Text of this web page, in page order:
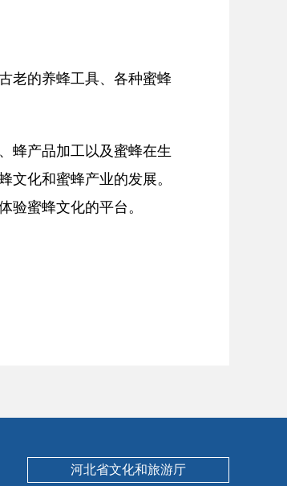
老的养蜂工具、各种蜜蜂
蜂产品加工以及蜜蜂在生
文化和蜜蜂产业的发展。
验蜜蜂文化的平台。
河北省文化和旅游厅